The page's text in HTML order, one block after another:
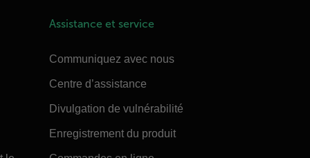
Assistance et service
Communiquez avec nous
Centre d’assistance
Divulgation de vulnérabilité
Enregistrement du produit